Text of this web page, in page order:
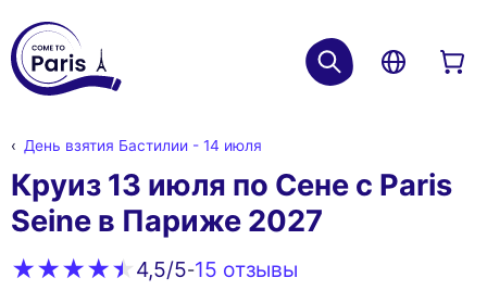
День взятия Бастилии - 14 июля
Круиз 13 июля по Сене с Paris
Seine в Париже 2027
4,5/5-15 oтзывы